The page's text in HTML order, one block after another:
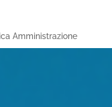
Amministrazione